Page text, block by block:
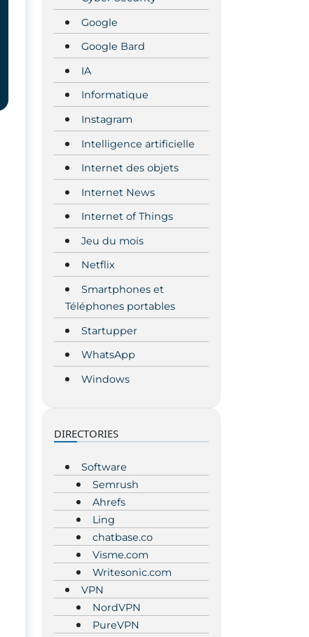
Google
Google Bard
IA
Informatique
Instagram
Intelligence artificielle
Internet des objets
Internet News
Internet of Things
Jeu du mois
Netflix
Smartphones et
Téléphones portables
Startupper
WhatsApp
Windows
DIRECTORIES
Software
Semrush
Ahrefs
Ling
chatbase.co
Visme.com
Writesonic.com
VPN
NordVPN
PureVPN